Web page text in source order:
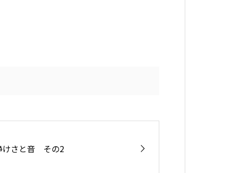
けさと音 その2